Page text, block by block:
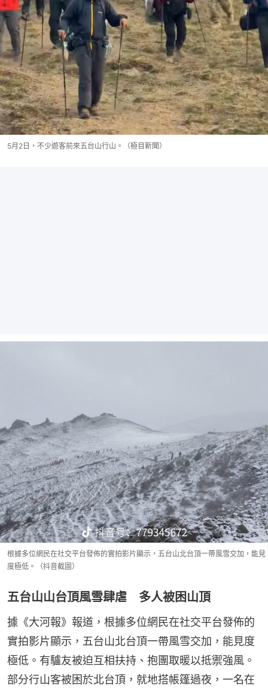
5月2日，不少遊客前來五台山行山。（極目新聞）
根據多位網民在社交平台發佈的實拍影片顯示，五台山北台頂一帶風雪交加，能見
度極低。（抖音截圖）
五台山山台頂風雪肆虐 多人被困山頂
據《大河報》報道，根據多位網民在社交平台發佈的
實拍影片顯示，五台山北台頂一帶風雪交加，能見度
極低。有驢友被迫互相扶持、抱團取暖以抵禦強風。
部分行山客被困於北台頂，就地搭帳篷過夜，一名在